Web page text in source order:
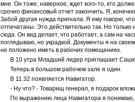
мне. Он тоже, наверное, ждет кого-то, кто
срочно финансовый отчет закончить. Я,
Забой другая нужда пригнала. Я ему говорю,
отпечатаны. Это действительно так. Но
сюда. Он вид делает, что работает, а сам на
поглядываю, но украдкой. Документы я на
не положено иметь в рабочих помещениях.
В 10 утра Младший лидер приглашает
Теперь в большом рабочем зале я один.
В 11.32 появляется Навигатор.
- Ну что? - Товарищ генерал, я подарок
По выражению лица Навигатора я